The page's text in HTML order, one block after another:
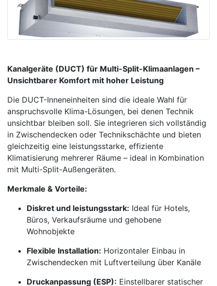
Kanalgeräte (DUCT) für Multi-Split-Klimaanlagen –
Unsichtbarer Komfort mit hoher Leistung
Die DUCT-Inneneinheiten sind die ideale Wahl für
anspruchsvolle Klima-Lösungen, bei denen Technik
unsichtbar bleiben soll. Sie integrieren sich vollständig
in Zwischendecken oder Technikschächte und bieten
gleichzeitig eine leistungsstarke, effiziente
Klimatisierung mehrerer Räume – ideal in Kombination
mit Multi-Split-Außengeräten.
Merkmale & Vorteile:
Diskret und leistungsstark: Ideal für Hotels,
Büros, Verkaufsräume und gehobene
Wohnobjekte
Flexible Installation: Horizontaler Einbau in
Zwischendecken mit Luftverteilung über Kanäle
Druckanpassung (ESP): Einstellbarer statischer